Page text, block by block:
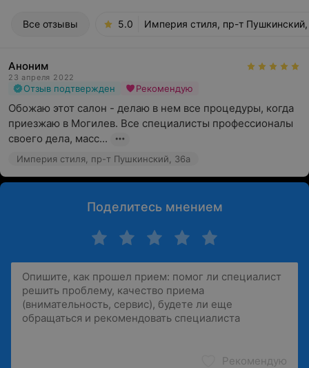
Все отзывы 5.0 Империя стиля, пр-т
Аноним
23 апреля 2022
Отзыв подтвержден Рекомендую
Обожаю этот салон - делаю в нем все процедуры, когда
приезжаю в Могилев. Все специалисты профессионалы
своего дела, масс...
Империя стиля, пр-т Пушкинский, 36а
Поделитесь мнением
Рекомендую